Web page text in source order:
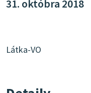
31. októbra 2018
Látka-VO